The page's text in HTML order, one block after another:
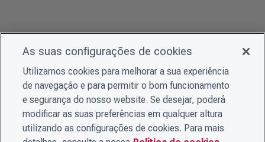
As suas configurações de cookies
Utilizamos cookies para melhorar a sua experiência
de navegação e para permitir o bom funcionamento
e segurança do nosso website. Se desejar, poderá
modificar as suas preferências em qualquer altura
utilizando as configurações de cookies. Para mais